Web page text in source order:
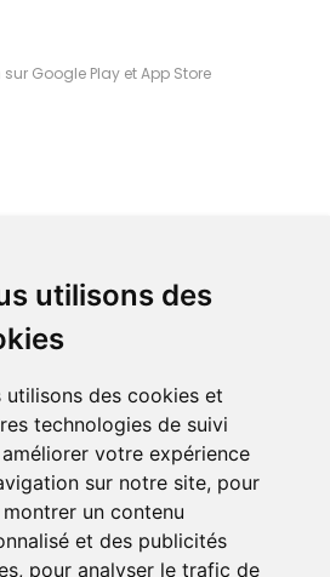
utilisons des
utilisons des cookies et
technologies de suivi
votre expérience
sur notre site, pour
un contenu
et des publicités
pour analyser le trafic de
Google Play et App Store
chercher votre commande à Amiens
(Fachon) ou recevez-là rapidement
réseaux sociaux